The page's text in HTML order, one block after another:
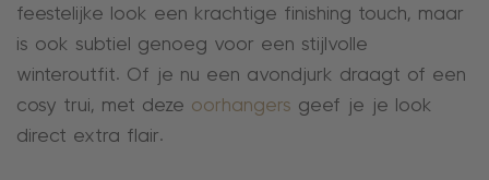
feestelijke look een krachtige finishing touch, maar
is ook subtiel genoeg voor een stijlvolle
winteroutfit. Of je nu een avondjurk draagt of een
cosy trui, met deze oorhangers geef je je look
direct extra flair.